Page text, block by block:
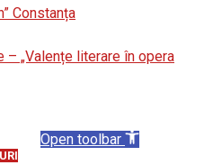
Constanța
„Valențe literare în opera
Open toolbar